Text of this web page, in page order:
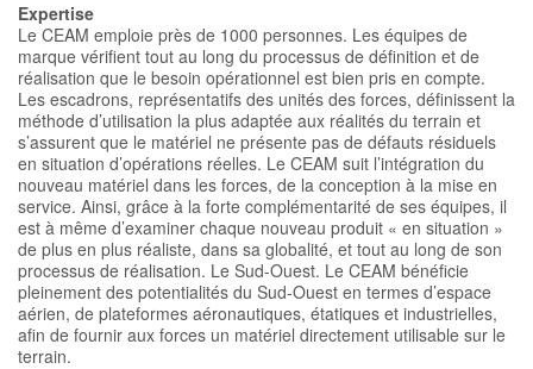
Expertise
Le CEAM emploie près de 1000 personnes. Les équipes de
marque vérifient tout au long du processus de définition et de
réalisation que le besoin opérationnel est bien pris en compte.
Les escadrons, représentatifs des unités des forces, définissent la
méthode d’utilisation la plus adaptée aux réalités du terrain et
s’assurent que le matériel ne présente pas de défauts résiduels
en situation d’opérations réelles. Le CEAM suit l’intégration du
nouveau matériel dans les forces, de la conception à la mise en
service. Ainsi, grâce à la forte complémentarité de ses équipes, il
est à même d’examiner chaque nouveau produit « en situation »
de plus en plus réaliste, dans sa globalité, et tout au long de son
processus de réalisation. Le Sud-Ouest. Le CEAM bénéficie
pleinement des potentialités du Sud-Ouest en termes d’espace
aérien, de plateformes aéronautiques, étatiques et industrielles,
afin de fournir aux forces un matériel directement utilisable sur le
terrain.